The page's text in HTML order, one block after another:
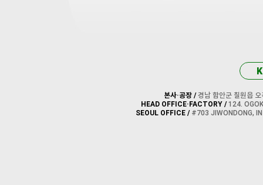
본사·공장 /경남 함안군 칠원읍
HEAD OFFICE·FACTORY /124.
SEOUL OFFICE /#703 JIWONDONG,